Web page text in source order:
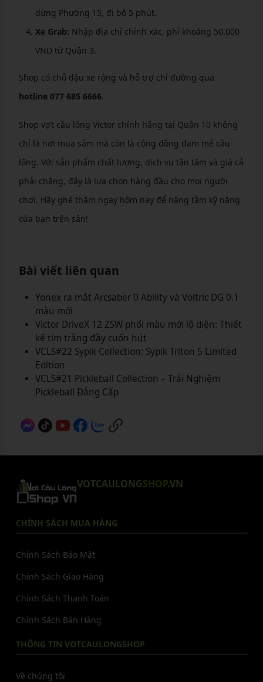
dừng Phường 15, đi bộ 5 phút.
Xe Grab: Nhập địa chỉ chính xác, phí khoảng 50.000
VND từ Quận 3.
Shop có chỗ đậu xe rộng và hỗ trợ chỉ đường qua
hotline 077 685 6666.
Shop vợt cầu lông Victor chính hãng tại Quận 10 không
chỉ là nơi mua sắm mà còn là cộng đồng đam mê cầu
lông. Với sản phẩm chất lượng, dịch vụ tận tâm và giá cả
phải chăng, đây là lựa chọn hàng đầu cho mọi người
chơi. Hãy ghé thăm ngay hôm nay để nâng tầm kỹ năng
của bạn trên sân!
Bài viết liên quan
Yonex ra mắt Arcsaber 0 Ability và Voltric DG 0.1
màu mới
Victor DriveX 12 ZSW phối màu mới lộ diện: Thiết
kế tím trắng đầy cuốn hút
VCLS#22 Sypik Collection: Sypik Triton 5 Limited
Edition
VCLS#21 Pickleball Collection – Trải Nghiệm
Pickleball Đẳng Cấp
VOTCAULONGSHOP.VN
CHÍNH SÁCH MUA HÀNG
Chính Sách Bảo Mật
Chính Sách Giao Hàng
Chính Sách Thanh Toán
Chính Sách Bán Hàng
THÔNG TIN VOTCAULONGSHOP
Về chúng tôi